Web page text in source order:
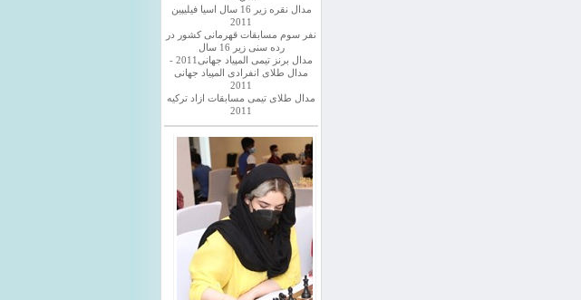
مدال نقره زیر 16 سال اسیا فیلیپین
2011
نفر سوم مسابقات قهرمانی کشور در
رده سنی زیر 16 سال
مدال برنز تیمی المپیاد جهانی2011 -
مدال طلای انفرادی المپیاد جهانی
2011
مدال طلای تیمی مسابقات ازاد ترکیه
2011